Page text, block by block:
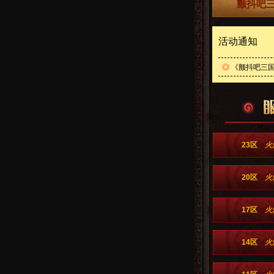
颤抖吧
活动通知
◎ 《颤抖吧三
23区
20区
17区
14区